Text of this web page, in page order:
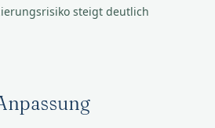
steigt deutlich